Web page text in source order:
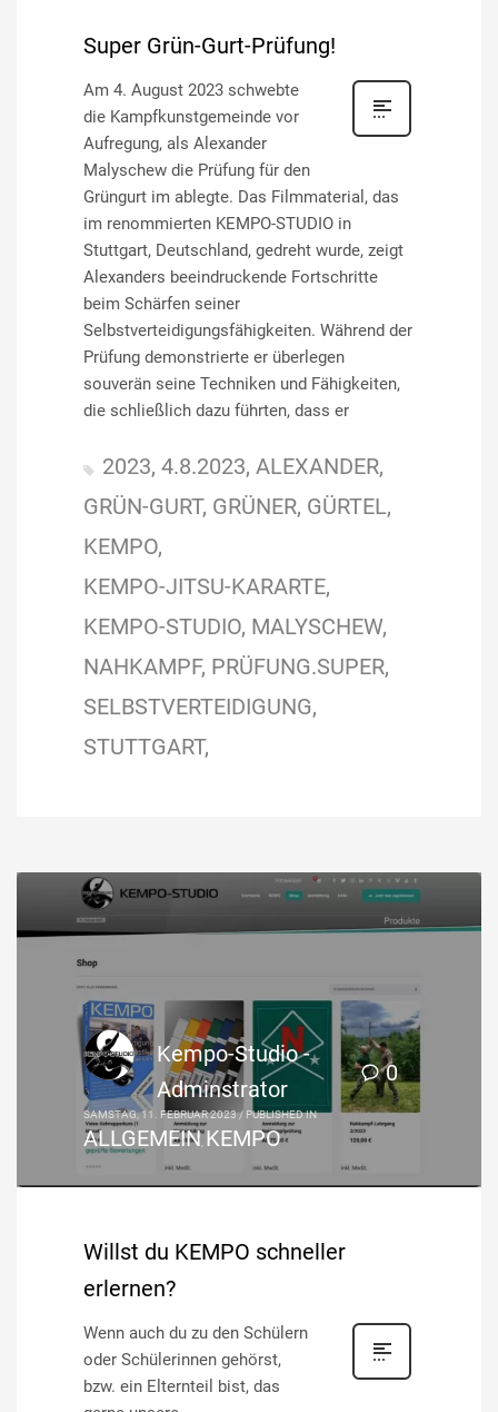
Super Grün-Gurt-Prüfung!
Am 4. August 2023 schwebte
die Kampfkunstgemeinde vor
Aufregung, als Alexander
Malyschew die Prüfung für den
Grüngurt im ablegte. Das Filmmaterial, das
im renommierten KEMPO-STUDIO in
Stuttgart, Deutschland, gedreht wurde, zeigt
Alexanders beeindruckende Fortschritte
beim Schärfen seiner
Selbstverteidigungsfähigkeiten. Während der
Prüfung demonstrierte er überlegen
souverän seine Techniken und Fähigkeiten,
die schließlich dazu führten, dass er
2023 4.8.2023 ALEXANDER
GRÜN-GURT GRÜNER GÜRTEL
KEMPO
KEMPO-JITSU-KARARTE
KEMPO-STUDIO MALYSCHEW
NAHKAMPF PRÜFUNG.SUPER
SELBSTVERTEIDIGUNG
STUTTGART
0
Kempo-Studio -
Adminstrator
SAMSTAG, 11. FEBRUAR 2023/ PUBLISHED IN
ALLGEMEIN KEMPO
Willst du KEMPO schneller
erlernen?
Wenn auch du zu den Schülern
oder Schülerinnen gehörst,
bzw. ein Elternteil bist, das